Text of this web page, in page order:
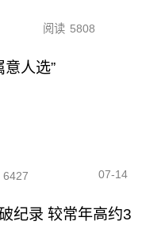
阅读 5808
人选”
6427 07-14
纪录 较常年高约3